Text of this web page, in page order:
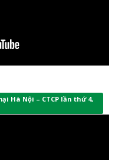
Hà Nội – CTCP lần thứ 4,